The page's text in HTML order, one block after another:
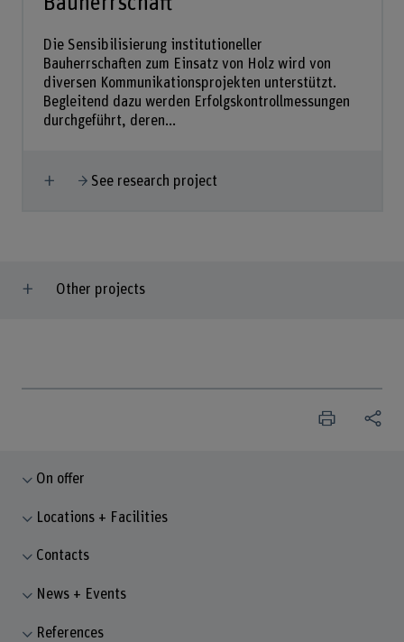
Die Sensibilisierung institutioneller
Bauherrschaften zum Einsatz von Holz wird von
diversen Kommunikationsprojekten unterstützt.
Begleitend dazu werden Erfolgskontrollmessungen
durchgeführt, deren...
Show more
See research project
Other projects
On offer
Locations + Facilities
Contacts
News + Events
References